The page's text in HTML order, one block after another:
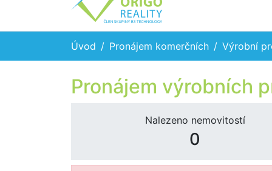
Úvod Pronájem komerčních Výrobní
Pronájem výrobních
Nalezeno nemovitostí
0